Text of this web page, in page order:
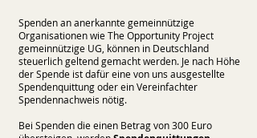
Spenden an anerkannte gemeinnützige
Organisationen wie The Opportunity Project
gemeinnützige UG, können in Deutschland
steuerlich geltend gemacht werden. Je nach Höhe
der Spende ist dafür eine von uns ausgestellte
Spendenquittung oder ein Vereinfachter
Spendennachweis nötig.
Bei Spenden die einen Betrag von 300 Euro